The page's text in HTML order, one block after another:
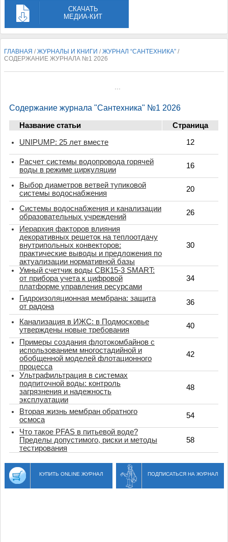
СКАЧАТЬ
МЕДИА-КИТ
ГЛАВНАЯ /ЖУРНАЛЫ И КНИГИ /ЖУРНАЛ “САНТЕХНИКА” /
СОДЕРЖАНИЕ ЖУРНАЛА №1 2026
Содержание журнала "Сантехника" №1 2026
Название статьи Страница
UNIPUMP: 25 лет вместе 12
Расчет системы водопровода горячей
воды в режиме циркуляции
16
Выбор диаметров ветвей тупиковой
системы водоснабжения
20
Системы водоснабжения и канализации
образовательных учреждений
26
Иерархия факторов влияния
декоративных решеток на теплоотдачу
внутрипольных конвекторов:
практические выводы и предложения по
актуализации нормативной базы
30
Умный счетчик воды СВК15-3 SMART:
от прибора учета к цифровой
платформе управления ресурсами
34
Гидроизоляционная мембрана: защита
от радона
36
Канализация в ИЖС: в Подмосковье
утверждены новые требования
40
Примеры создания флотокомбайнов с
использованием многостадийной и
обобщенной моделей флотационного
процесса
42
Ультрафильтрация в системах
подпиточной воды: контроль
загрязнения и надежность
эксплуатации
48
Вторая жизнь мембран обратного
осмоса
54
Что такое PFAS в питьевой воде?
Пределы допустимого, риски и методы
тестирования
58
КУПИТЬ ONLINE ЖУРНАЛ ПОДПИСАТЬСЯ НА ЖУРНАЛ